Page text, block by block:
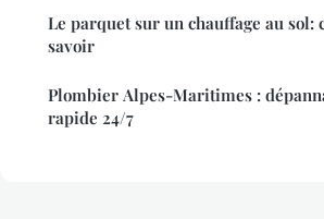
Le parquet sur un chauffage au sol:
savoir
Plombier Alpes-Maritimes :
rapide 24/7